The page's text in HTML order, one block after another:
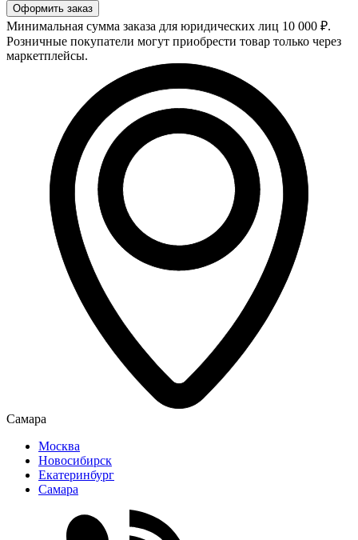
Минимальная сумма заказа для юридических лиц 10 000 ₽.
Розничные покупатели могут приобрести товар только через
маркетплейсы.
Самара
Москва
Новосибирск
Екатеринбург
Самара